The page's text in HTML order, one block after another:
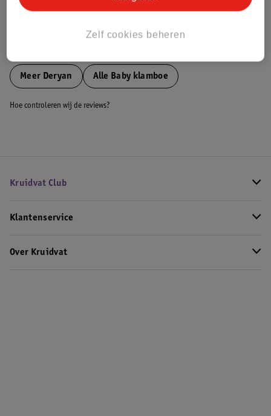
Bestel & Bezorginformatie
Meer Deryan Alle Baby klamboe
Hoe controleren wij de reviews?
Kruidvat Club
Klantenservice
Over Kruidvat
Zelf cookies beheren